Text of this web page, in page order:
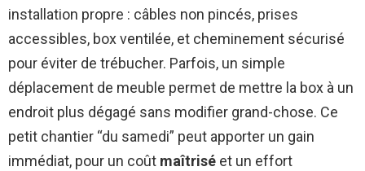
installation propre : câbles non pincés, prises
accessibles, box ventilée, et cheminement sécurisé
pour éviter de trébucher. Parfois, un simple
déplacement de meuble permet de mettre la box à un
endroit plus dégagé sans modifier grand-chose. Ce
petit chantier “du samedi” peut apporter un gain
immédiat, pour un coût maîtrisé et un effort